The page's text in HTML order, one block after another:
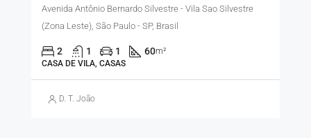
Avenida Antônio Bernardo Silvestre - Vila Sao Silvestre
(Zona Leste), São Paulo - SP, Brasil
2 1 1 60m²
CASA DE VILA, CASAS
D. T. João